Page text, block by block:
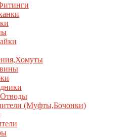
(Муфты,Бочонки)